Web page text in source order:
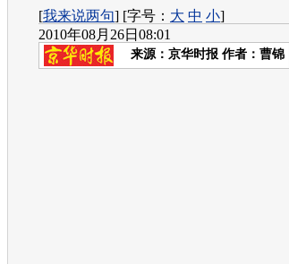
[我来说两句] [字号： 大 中 小]
2010年08月26日08:01
来源： 京华时报 作者：曹锦